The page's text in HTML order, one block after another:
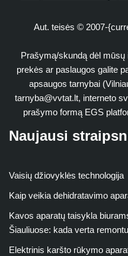
Aut. teisės © 2007-
Prašymą/skundą dėl mūsų
prekės ar paslaugos galite
apsaugos tarnybai
tarnyba@vvtat.lt, interneto
prašymo formą EGS
Naujausi
Vaisių džiovyklės technologija
Kaip veikia dehidratavimo
Kavos aparatų taisykla
Šiauliuose: kada verta
Elektrinis karšto rūkymo